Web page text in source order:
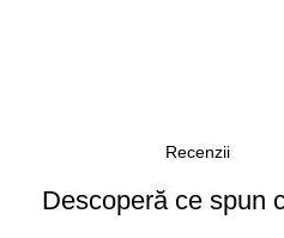
Recenzii
Descoperă ce spun